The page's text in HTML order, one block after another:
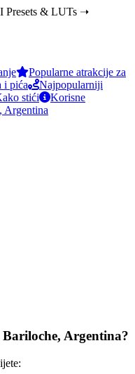
Presets & LUTs ➝
Popularne atrakcije za
i pića
Najpopularniji
stići
Korisne
Argentina
Argentina?